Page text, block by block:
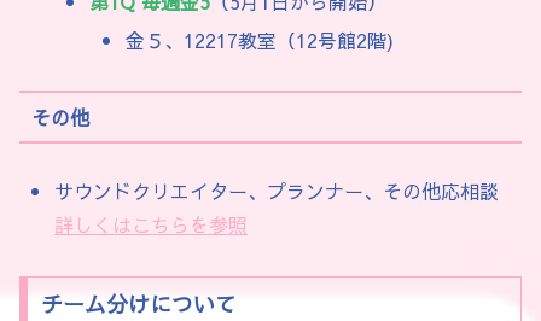
金５、12217教室（12号館2階)
その他
サウンドクリエイター、プランナー、その他応相談
詳しくはこちらを参照
チーム分けについて